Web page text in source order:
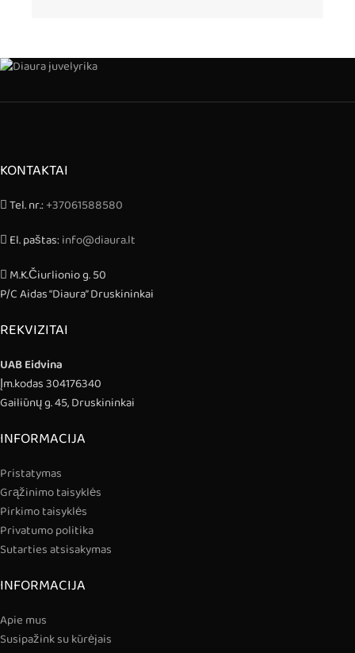
KONTAKTAI
Tel. nr.:+37061588580
El. paštas:info@diaura.lt
M.K.Čiurlionio g. 50
P/C Aidas “Diaura” Druskininkai
REKVIZITAI
UAB Eidvina
Įm.kodas 304176340
Gailiūnų g. 45, Druskininkai
INFORMACIJA
Pristatymas
Grąžinimo taisyklės
Pirkimo taisyklės
Privatumo politika
Sutarties atsisakymas
INFORMACIJA
Apie mus
Susipažink su kūrėjais